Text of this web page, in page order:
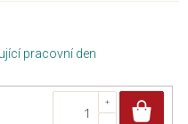
pracovní den